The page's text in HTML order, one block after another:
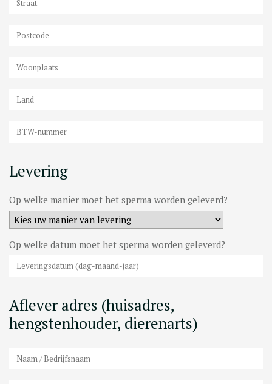
Levering
Op welke manier moet het sperma worden geleverd?
Op welke datum moet het sperma worden geleverd?
Aflever adres (huisadres,
hengstenhouder, dierenarts)